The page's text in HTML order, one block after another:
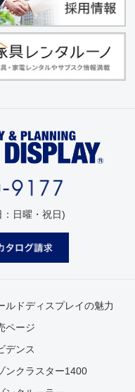
日曜・祝日)
ルドディスプレイの魅力
ページ
デンス
ンクラスター1400